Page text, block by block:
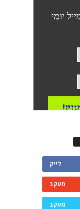
לייק
מעקב
מעקב